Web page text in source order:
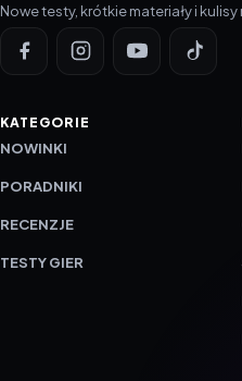
Nowe testy, krótkie materiały i kulisy
KATEGORIE
NOWINKI
PORADNIKI
RECENZJE
TESTY GIER